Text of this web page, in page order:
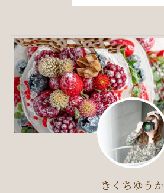
きくちゆうか